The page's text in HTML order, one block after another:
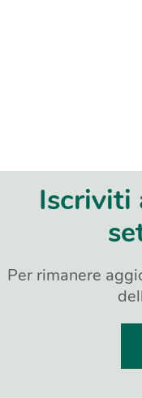
Iscriviti
Per rimanere